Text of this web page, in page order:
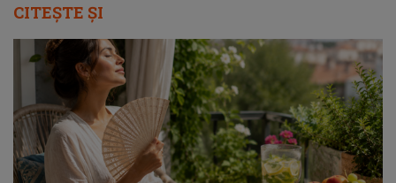
CITEȘTE ȘI